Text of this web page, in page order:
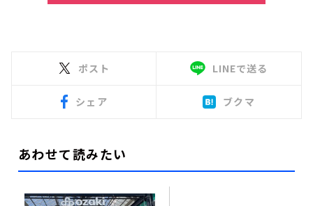
ポスト LINEで送る
シェア ブクマ
あわせて読みたい